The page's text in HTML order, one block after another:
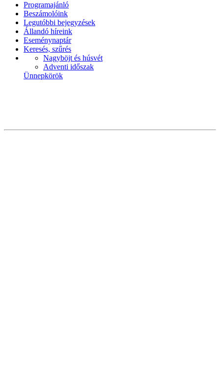
Programajánló
Beszámolóink
Legutóbbi bejegyzések
Állandó híreink
Eseménynaptár
Keresés, szűrés
Nagyböjt és húsvét
Adventi időszak
Ünnepkörök